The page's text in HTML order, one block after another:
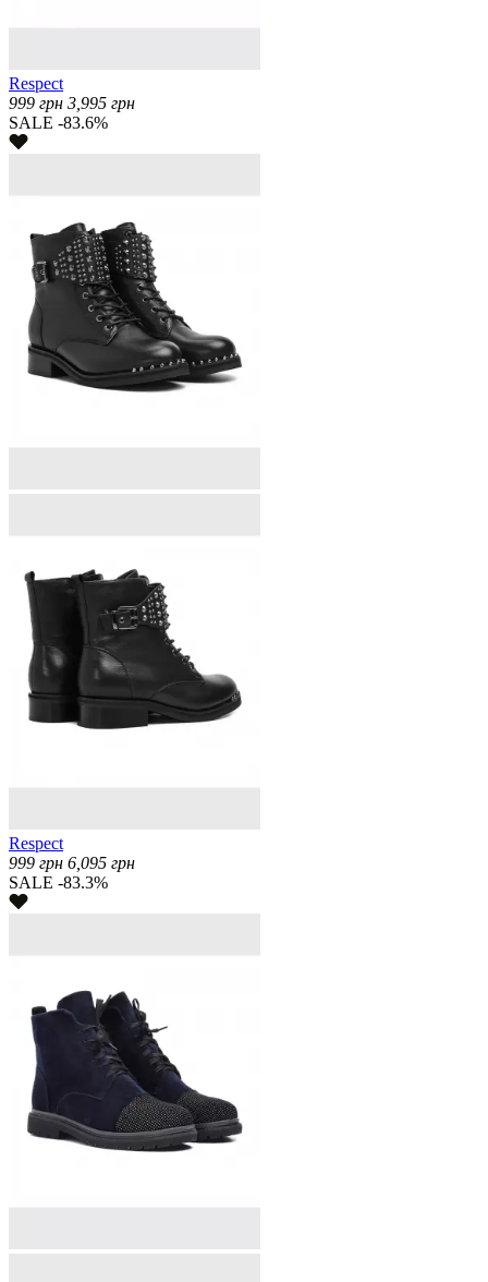
Respect
999 грн 3,995 грн
SALE -83.6%
Respect
999 грн 6,095 грн
SALE -83.3%